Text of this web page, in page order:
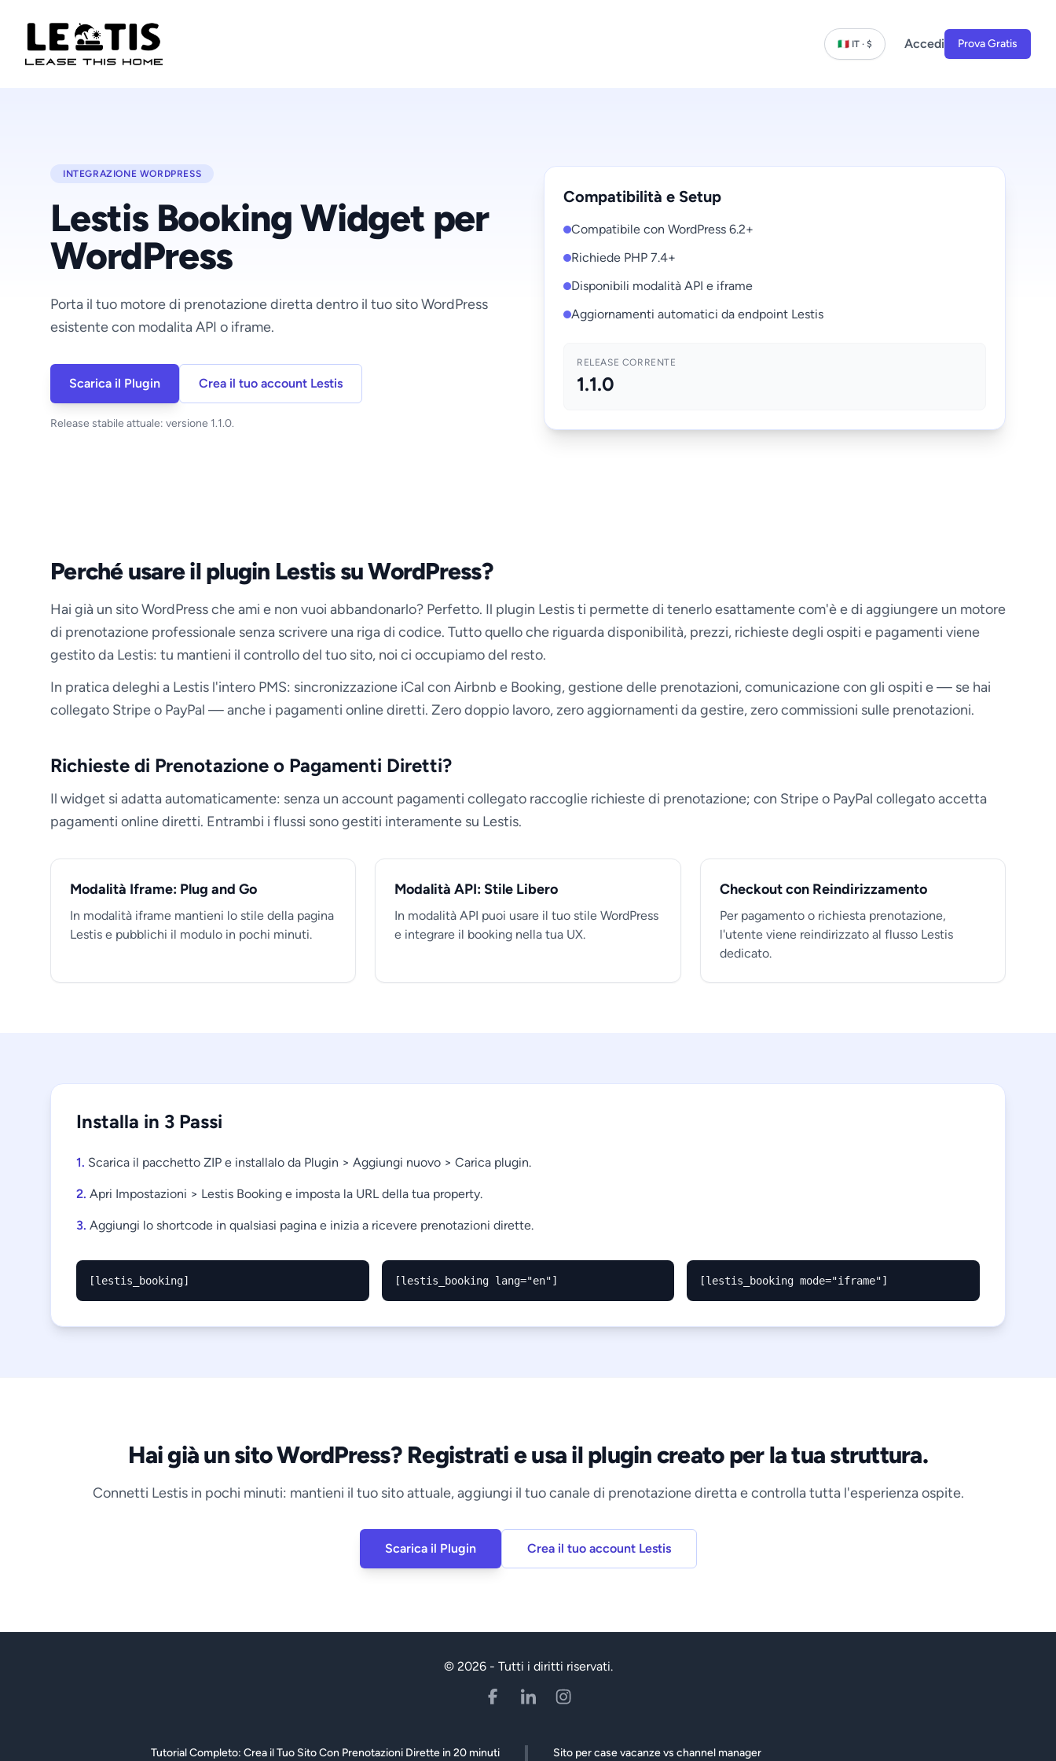
🇮🇹 IT · $ Accedi Prova Gratis
INTEGRAZIONE WORDPRESS
Lestis Booking Widget per
WordPress
Porta il tuo motore di prenotazione diretta dentro il tuo sito WordPress
esistente con modalita API o iframe.
Scarica il Plugin Crea il tuo account Lestis
Release stabile attuale: versione 1.1.0.
Compatibilità e Setup
Compatibile con WordPress 6.2+
Richiede PHP 7.4+
Disponibili modalità API e iframe
Aggiornamenti automatici da endpoint Lestis
RELEASE CORRENTE
1.1.0
Perché usare il plugin Lestis su WordPress?
Hai già un sito WordPress che ami e non vuoi abbandonarlo? Perfetto. Il plugin Lestis ti permette di tenerlo esattamente com'è e di aggiungere un motore
di prenotazione professionale senza scrivere una riga di codice. Tutto quello che riguarda disponibilità, prezzi, richieste degli ospiti e pagamenti viene
gestito da Lestis: tu mantieni il controllo del tuo sito, noi ci occupiamo del resto.
In pratica deleghi a Lestis l'intero PMS: sincronizzazione iCal con Airbnb e Booking, gestione delle prenotazioni, comunicazione con gli ospiti e — se hai
collegato Stripe o PayPal — anche i pagamenti online diretti. Zero doppio lavoro, zero aggiornamenti da gestire, zero commissioni sulle prenotazioni.
Richieste di Prenotazione o Pagamenti Diretti?
Il widget si adatta automaticamente: senza un account pagamenti collegato raccoglie richieste di prenotazione; con Stripe o PayPal collegato accetta
pagamenti online diretti. Entrambi i flussi sono gestiti interamente su Lestis.
Modalità Iframe: Plug and Go
In modalità iframe mantieni lo stile della pagina
Lestis e pubblichi il modulo in pochi minuti.
Modalità API: Stile Libero
In modalità API puoi usare il tuo stile WordPress
e integrare il booking nella tua UX.
Checkout con Reindirizzamento
Per pagamento o richiesta prenotazione,
l'utente viene reindirizzato al flusso Lestis
dedicato.
Installa in 3 Passi
1. Scarica il pacchetto ZIP e installalo da Plugin > Aggiungi nuovo > Carica plugin.
2. Apri Impostazioni > Lestis Booking e imposta la URL della tua property.
3. Aggiungi lo shortcode in qualsiasi pagina e inizia a ricevere prenotazioni dirette.
[lestis_booking] [lestis_booking lang="en"] [lestis_booking mode="iframe"]
Hai già un sito WordPress? Registrati e usa il plugin creato per la tua struttura.
Connetti Lestis in pochi minuti: mantieni il tuo sito attuale, aggiungi il tuo canale di prenotazione diretta e controlla tutta l'esperienza ospite.
Scarica il Plugin Crea il tuo account Lestis
© 2026 - Tutti i diritti riservati.
Tutorial Completo: Crea il Tuo Sito Con Prenotazioni Dirette in 20 minuti Sito per case vacanze vs channel manager